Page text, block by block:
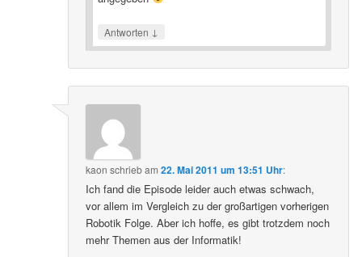
Antworten ↓
kaon schriebam22. Mai 2011 um 13:51 Uhr:
Ich fand die Episode leider auch etwas schwach,
vor allem im Vergleich zu der großartigen vorherigen
Robotik Folge. Aber ich hoffe, es gibt trotzdem noch
mehr Themen aus der Informatik!